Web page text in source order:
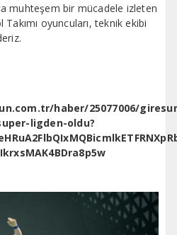
muhteşem bir mücadele izleten
oyuncuları, teknik ekibi
haber/25077006/
ligden-oldu?